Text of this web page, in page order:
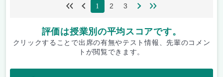
1 2 3
評価は授業別の平均スコアです。
クリックすることで出席の有無やテスト情報、先輩のコメン
トが閲覧できます。